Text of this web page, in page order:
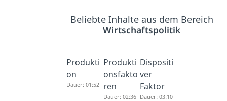
Beliebte Inhalte aus dem Bereich
Wirtschaftspolitik
Produkti
on
Dauer: 01:52
Produkti
onsfakto
ren
Dauer: 02:36
Dispositi
ver
Faktor
Dauer: 03:10